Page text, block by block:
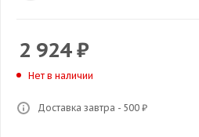
2 924₽
Нет в наличии
Доставка завтра - 500 ₽